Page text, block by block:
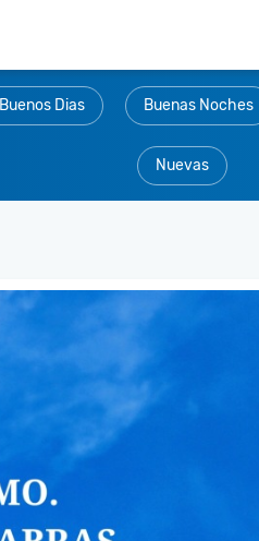
Buenos Dias Buenas Noches
Nuevas